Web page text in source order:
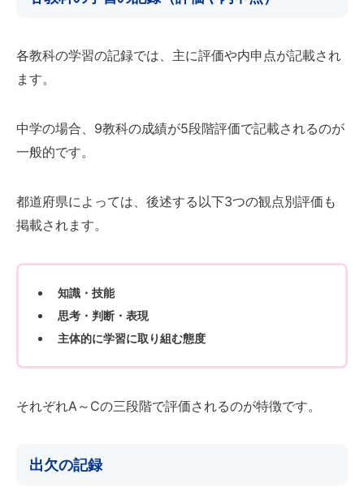
各教科の学習の記録では、主に評価や内申点が記載され
ます。
中学の場合、9教科の成績が5段階評価で記載されるのが
一般的です。
都道府県によっては、後述する以下3つの観点別評価も
掲載されます。
知識・技能
思考・判断・表現
主体的に学習に取り組む態度
それぞれA～Cの三段階で評価されるのが特徴です。
出欠の記録